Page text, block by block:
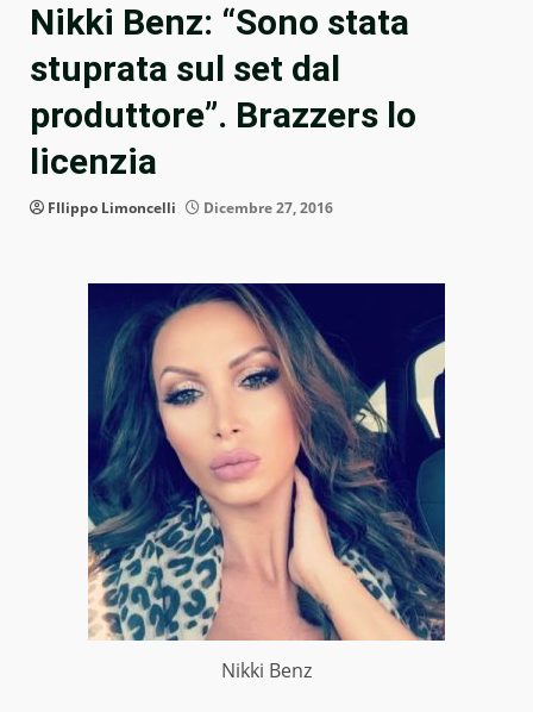
Nikki Benz: “Sono stata
stuprata sul set dal
produttore”. Brazzers lo
licenzia
FIlippo Limoncelli Dicembre 27, 2016
Nikki Benz